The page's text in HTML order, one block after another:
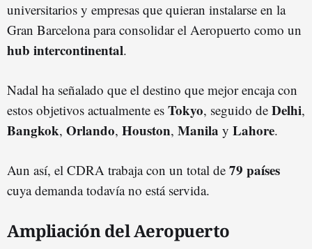
universitarios y empresas que quieran instalarse en la
Gran Barcelona para consolidar el Aeropuerto como un
hub intercontinental.
Nadal ha señalado que el destino que mejor encaja con
estos objetivos actualmente es Tokyo, seguido de Delhi,
Bangkok, Orlando, Houston, Manila y Lahore.
Aun así, el CDRA trabaja con un total de 79 países
cuya demanda todavía no está servida.
Ampliación del Aeropuerto